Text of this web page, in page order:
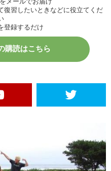
復習したいときなどに役立てくだ
登録するだけ
購読はこちら